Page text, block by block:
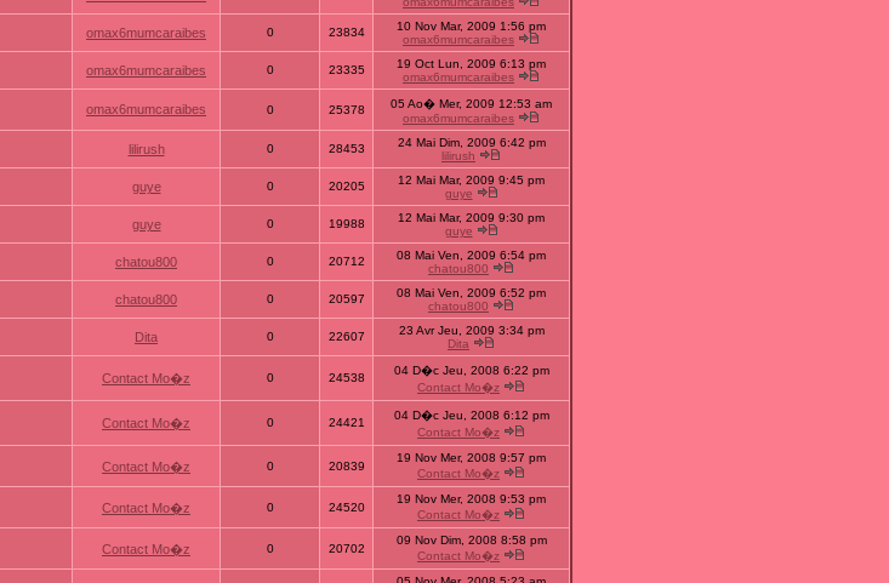
omax6mumcaraibes 0 23834
10 Nov Mar, 2009 1:56 pm
omax6mumcaraibes
omax6mumcaraibes 0 23335
19 Oct Lun, 2009 6:13 pm
omax6mumcaraibes
omax6mumcaraibes 0 25378
05 Ao� Mer, 2009 12:53 am
omax6mumcaraibes
lilirush 0 28453
24 Mai Dim, 2009 6:42 pm
lilirush
guye 0 20205
12 Mai Mar, 2009 9:45 pm
guye
guye 0 19988
12 Mai Mar, 2009 9:30 pm
guye
chatou800 0 20712
08 Mai Ven, 2009 6:54 pm
chatou800
chatou800 0 20597
08 Mai Ven, 2009 6:52 pm
chatou800
Dita 0 22607
23 Avr Jeu, 2009 3:34 pm
Dita
Contact Mo�z 0 24538
04 D�c Jeu, 2008 6:22 pm
Contact Mo�z
Contact Mo�z 0 24421
04 D�c Jeu, 2008 6:12 pm
Contact Mo�z
Contact Mo�z 0 20839
19 Nov Mer, 2008 9:57 pm
Contact Mo�z
Contact Mo�z 0 24520
19 Nov Mer, 2008 9:53 pm
Contact Mo�z
Contact Mo�z 0 20702
09 Nov Dim, 2008 8:58 pm
Contact Mo�z